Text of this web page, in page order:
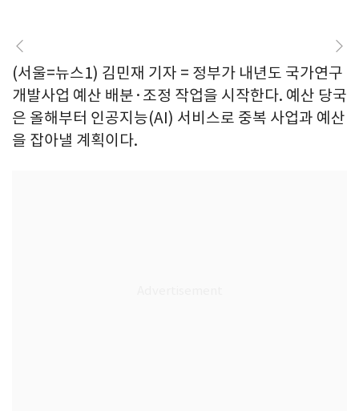
(서울=뉴스1) 김민재 기자 = 정부가 내년도 국가연구
개발사업 예산 배분·조정 작업을 시작한다. 예산 당국
은 올해부터 인공지능(AI) 서비스로 중복 사업과 예산
을 잡아낼 계획이다.